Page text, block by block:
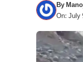
By
On: July